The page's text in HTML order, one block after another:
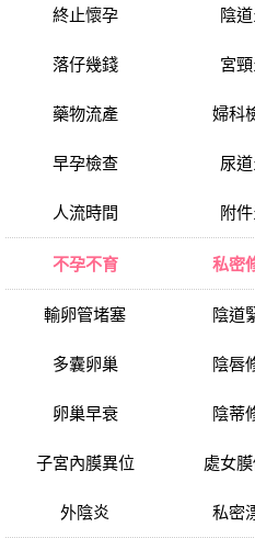
終止懷孕
落仔幾錢
藥物流產
早孕檢查
人流時間
陰
宮
婦科
尿
附
不孕不育
輸卵管堵塞
多囊卵巢
卵巢早衰
子宮內膜異位
外陰炎
私密
陰道
陰唇
陰蒂
處女
私密